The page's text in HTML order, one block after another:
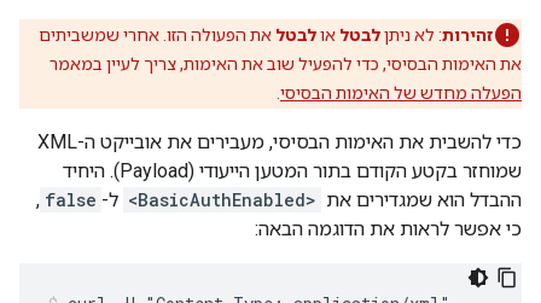
זהירות: לא ניתןלבטל אולבטל את הפעולה הזו. אחרי שמשביתים
את האימות הבסיסי, כדי להפעיל שוב את האימות, צריך לעיין במאמר
הפעלה מחדש של האימות הבסיסי
כדי להשבית את האימות הבסיסי, מעבירים את אובייקט ה-XML
שמוחזר בקטע הקודם בתור המטען הייעודי (Payload). היחיד
ההבדל הוא שמגדירים את <BasicAuthEnabled> ל- false
,
כי אפשר לראות את הדוגמה הבאה: